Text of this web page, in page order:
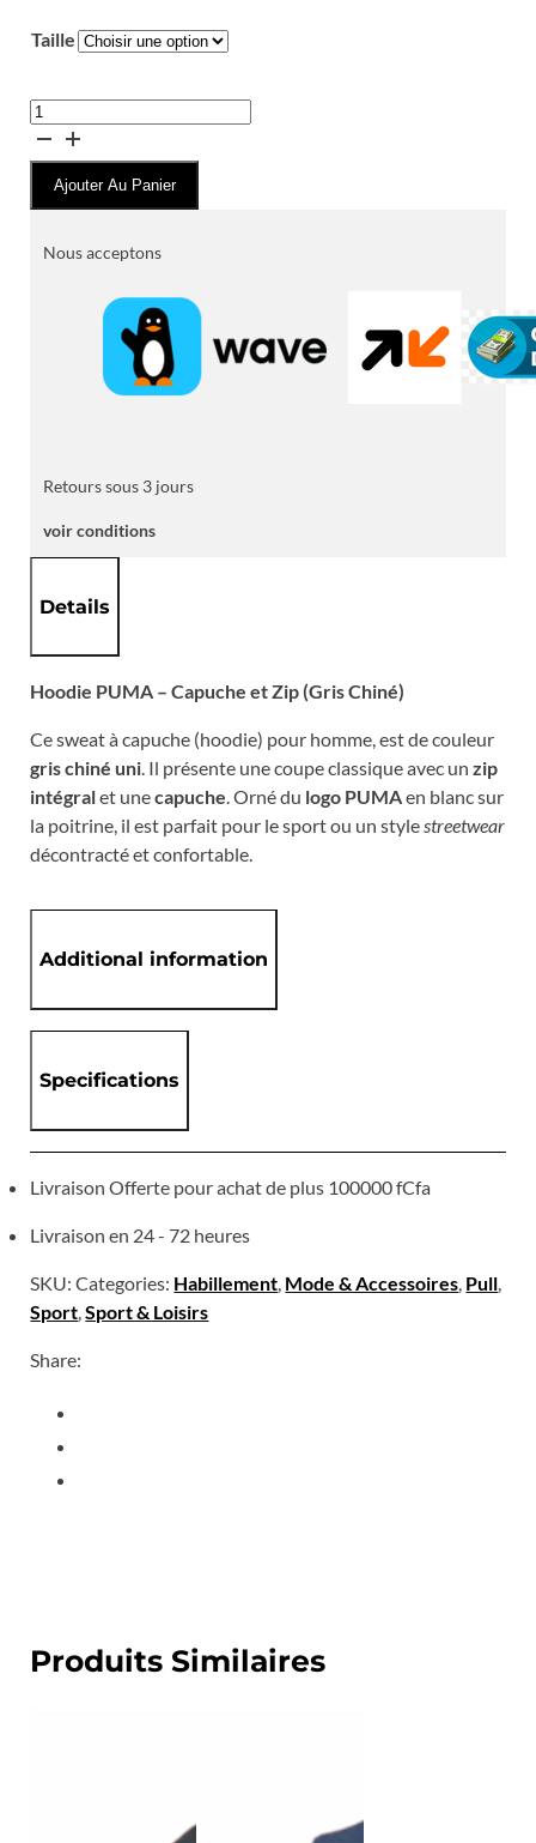
Taille
quantité
de
Hoodie
PUMA
Capuche
Ajouter Au Panier
Nous acceptons
Retours sous 3 jours
voir conditions
Details
Hoodie PUMA – Capuche et Zip (Gris Chiné)
Ce sweat à capuche (hoodie) pour homme, est de couleur
gris chiné uni. Il présente une coupe classique avec unzip
intégralet unecapuche. Orné du logo PUMAen blanc sur
la poitrine, il est parfait pour le sport ou un stylestreetwear
décontracté et confortable.
Additional information
Specifications
Livraison Offerte pour achat de plus 100000 fCfa
Livraison en 24 - 72 heures
SKU:Categories: Habillement, Mode & Accessoires, Pull,
Sport,Sport & Loisirs
Share:
Produits Similaires